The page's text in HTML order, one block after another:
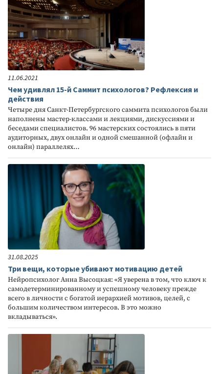
11.06.2021
Чем удивлял 15-й Саммит психологов? Рефлексия и
действия
Четыре дня Санкт-Петербургского саммита психологов были
наполнены мастер-классами и лекциями, дискуссиями и
беседами специалистов. 96 мастерских состоялись в пяти
аудиторных, двух онлайн и одной смешанной (офлайн и
онлайн) параллелях…
31.08.2025
Три вещи, которые убивают мотивацию детей
Нейропсихолог Анна Высоцкая: «Я уверена в том, что ключ к
самодетерминированному и успешному человеку прежде
всего в личности с богатой иерархией мотивов, целей, с
большим количеством интересов. В это можно
вкладываться».